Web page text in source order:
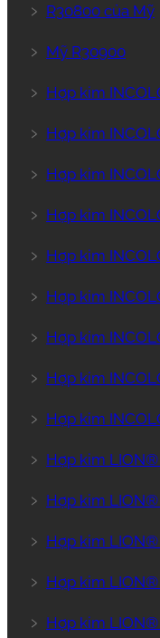
﹥ R30800 của Mỹ
﹥ Mỹ R30900
﹥ Hợp kim
﹥ Hợp kim
﹥ Hợp kim
﹥ Hợp kim
﹥ Hợp kim
﹥ Hợp kim
﹥ Hợp kim
﹥ Hợp kim
﹥ Hợp kim
﹥ Hợp kim LION®
﹥ Hợp kim LION®
﹥ Hợp kim LION®
﹥ Hợp kim LION®
﹥ Hợp kim